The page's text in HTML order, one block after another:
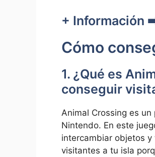
+ Información
‍Cómo
1. ¿Qué es
conseguir
Animal Crossing es
Nintendo. En ​este
intercambiar ‍objetos
visitantes⁤ a tu isla